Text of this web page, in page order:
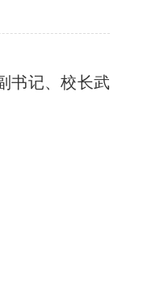
书记、校长武